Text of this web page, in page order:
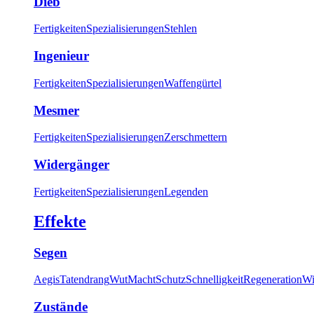
FertigkeitenSpezialisierungenStehlen
Ingenieur
FertigkeitenSpezialisierungenWaffengürtel
Mesmer
FertigkeitenSpezialisierungenZerschmettern
Widergänger
FertigkeitenSpezialisierungenLegenden
Effekte
Segen
AegisTatendrangWutMachtSchutzSchnelligkeitRegeneration
Zustände